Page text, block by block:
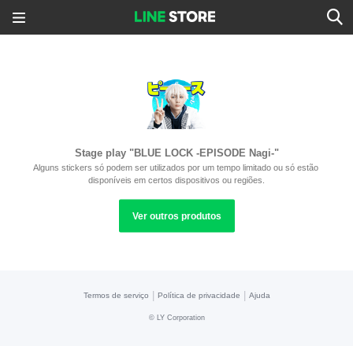
Stage play "BLUE LOCK -EPISODE Nagi-"
Alguns stickers só podem ser utilizados por um tempo limitado ou só estão
disponíveis em certos dispositivos ou regiões.
Ver outros produtos
Termos de serviço Política de privacidade Ajuda
© LY Corporation